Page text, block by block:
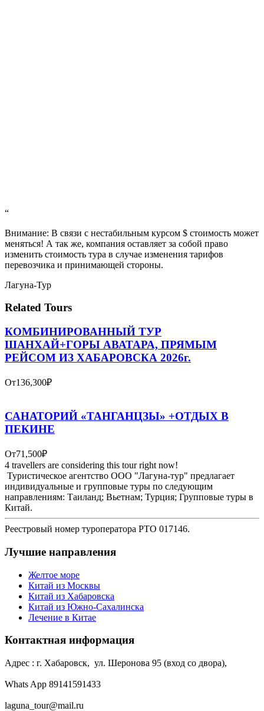
“
Внимание: В связи с нестабильным курсом $ стоимость может
меняться! А так же, компания оставляет за собой право
изменить стоимость тура в случае изменения тарифов
перевозчика и принимающей стороны.
Лагуна-Тур
Related Tours
КОМБИНИРОВАННЫЙ ТУР
ШАНХАЙ+ГОРЫ АВАТАРА, ПРЯМЫМ
РЕЙСОМ ИЗ ХАБАРОВСКА 2026г.
От136,300₽
САНАТОРИЙ «ТАНГАНЦЗЫ» +ОТДЫХ В
ПЕКИНЕ
От71,500₽
4 travellers are considering this tour right now!
Туристическое агентство ООО "Лагуна-тур" предлагает
индивидуальные и групповые туры по следующим
направлениям: Таиланд; Вьетнам; Турция; Групповые туры в
Китай.
Реестровый номер туроператора РТО 017146.
Лучшие направления
Желтое море
Китай из Москвы
Китай из Хабаровска
Китай из Южно-Сахалинска
Лечение в Китае
Контактная информация
Адрес : г. Хабаровск, ул. Шеронова 95 (вход со двора),
Whats App 89141591433
laguna_tour@mail.ru